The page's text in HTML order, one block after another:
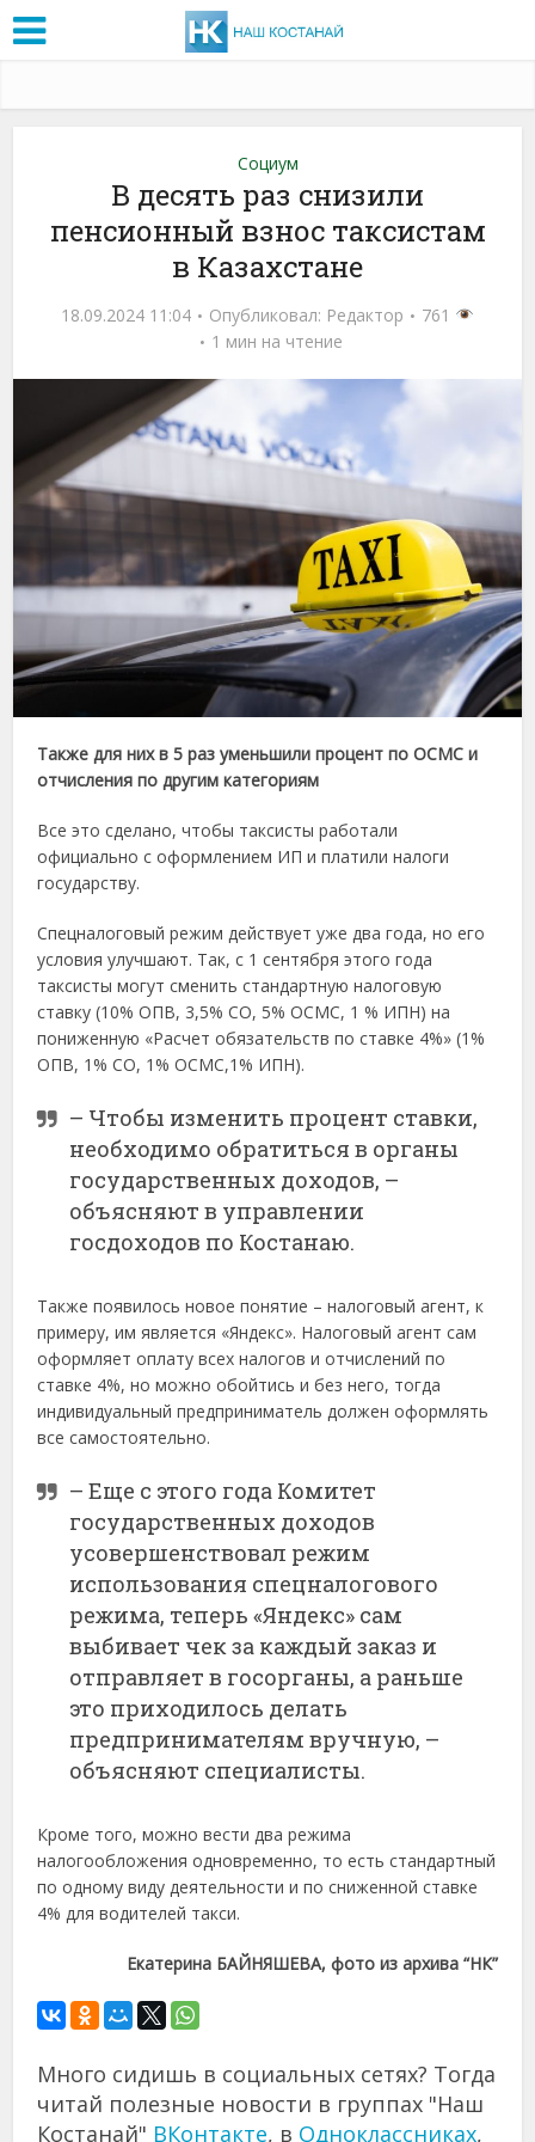
Социум
В десять раз снизили
пенсионный взнос таксистам
в Казахстане
18.09.2024 11:04 Опубликовал: Редактор
761
1 мин на чтение
Также для них в 5 раз уменьшили процент по ОСМС и
отчисления по другим категориям
Все это сделано, чтобы таксисты работали
официально с оформлением ИП и платили налоги
государству.
Спецналоговый режим действует уже два года, но его
условия улучшают. Так, с 1 сентября этого года
таксисты могут сменить стандартную налоговую
ставку (10% ОПВ, 3,5% СО, 5% ОСМС, 1 % ИПН) на
пониженную «Расчет обязательств по ставке 4%» (1%
ОПВ, 1% СО, 1% ОСМС,1% ИПН).
– Чтобы изменить процент ставки,
необходимо обратиться в органы
государственных доходов, –
объясняют в управлении
госдоходов по Костанаю.
Также появилось новое понятие – налоговый агент, к
примеру, им является «Яндекс». Налоговый агент сам
оформляет оплату всех налогов и отчислений по
ставке 4%, но можно обойтись и без него, тогда
индивидуальный предприниматель должен оформлять
все самостоятельно.
– Еще с этого года Комитет
государственных доходов
усовершенствовал режим
использования спецналогового
режима, теперь «Яндекс» сам
выбивает чек за каждый заказ и
отправляет в госорганы, а раньше
это приходилось делать
предпринимателям вручную, –
объясняют специалисты.
Кроме того, можно вести два режима
налогообложения одновременно, то есть стандартный
по одному виду деятельности и по сниженной ставке
4% для водителей такси.
Екатерина БАЙНЯШЕВА, фото из архива “НК”
Много сидишь в социальных сетях? Тогда
читай полезные новости в группах "Наш
Костанай" ВКонтакте, в Одноклассниках,